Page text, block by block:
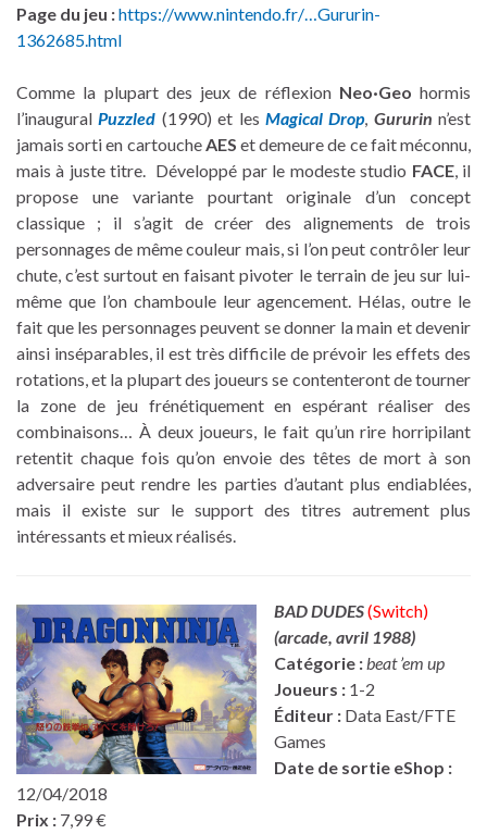
Page du jeu :https://www.nintendo.fr/…Gururin-
1362685.html
Comme la plupart des jeux de réflexion Neo·Geo hormis
l’inauguralPuzzled (1990) et les Magical Drop, Gururin n’est
jamais sorti en cartoucheAES et demeure de ce fait méconnu,
mais à juste titre. Développé par le modeste studio FACE, il
propose une variante pourtant originale d’un concept
classique ; il s’agit de créer des alignements de trois
personnages de même couleur mais, si l’on peut contrôler leur
chute, c’est surtout en faisant pivoter le terrain de jeu sur lui-
même que l’on chamboule leur agencement. Hélas, outre le
fait que les personnages peuvent se donner la main et devenir
ainsi inséparables, il est très difficile de prévoir les effets des
rotations, et la plupart des joueurs se contenteront de tourner
la zone de jeu frénétiquement en espérant réaliser des
combinaisons… À deux joueurs, le fait qu’un rire horripilant
retentit chaque fois qu’on envoie des têtes de mort à son
adversaire peut rendre les parties d’autant plus endiablées,
mais il existe sur le support des titres autrement plus
intéressants et mieux réalisés.
BAD DUDES(Switch)
(arcade, avril 1988)
Catégorie :beat ’em up
Joueurs : 1-2
Éditeur : Data East/FTE
Games
Date de sortie eShop :
12/04/2018
Prix : 7,99 €